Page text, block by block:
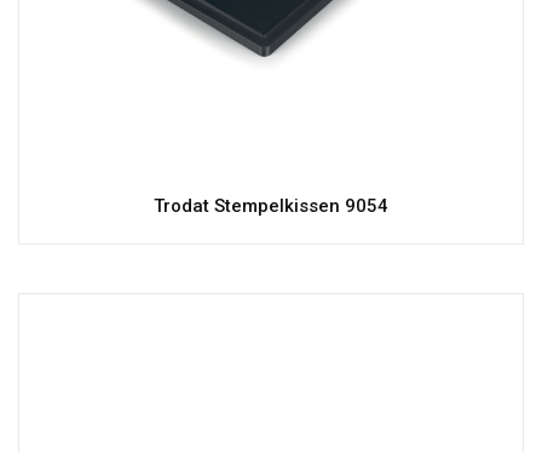
Trodat Stempelkissen 9054